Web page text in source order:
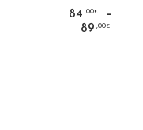
OPTIONS
84 ,00€ –
89 ,00€